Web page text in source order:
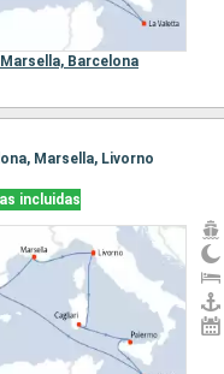
Marsella, Barcelona
Marsella, Livorno
incluidas